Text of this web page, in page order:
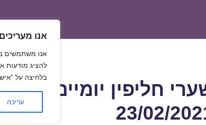
אנו
להציג מודעות
בלחיצה על
עריכה
חליפין יומיים
23/02/